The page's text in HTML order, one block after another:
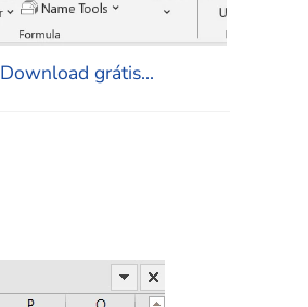
Download grátis...